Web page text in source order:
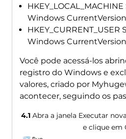
Windows
Windows
Você pode acessá-los
registro do Windows e
valores, criado por
acontecer, seguindo os
4.1Abra a janela Executar
e clique em